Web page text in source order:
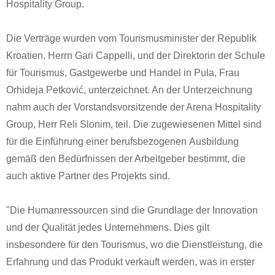
Hospitality Group.
Die Verträge wurden vom Tourismusminister der Republik
Kroatien, Herrn Gari Cappelli, und der Direktorin der Schule
für Tourismus, Gastgewerbe und Handel in Pula, Frau
Orhideja Petković, unterzeichnet. An der Unterzeichnung
nahm auch der Vorstandsvorsitzende der Arena Hospitality
Group, Herr Reli Slonim, teil. Die zugewiesenen Mittel sind
für die Einführung einer berufsbezogenen Ausbildung
gemäß den Bedürfnissen der Arbeitgeber bestimmt, die
auch aktive Partner des Projekts sind.
"Die Humanressourcen sind die Grundlage der Innovation
und der Qualität jedes Unternehmens. Dies gilt
insbesondere für den Tourismus, wo die Dienstleistung, die
Erfahrung und das Produkt verkauft werden, was in erster